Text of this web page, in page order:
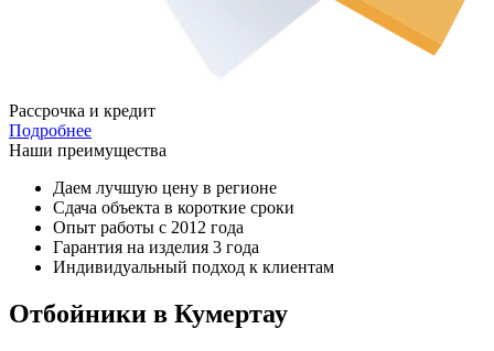
Рассрочка и кредит
Подробнее
Наши преимущества
Даем лучшую цену в регионе
Сдача объекта в короткие сроки
Опыт работы с 2012 года
Гарантия на изделия 3 года
Индивидуальный подход к клиентам
Отбойники в Кумертау